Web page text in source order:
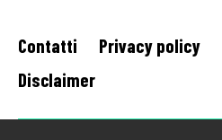
Contatti Privacy policy
Disclaimer